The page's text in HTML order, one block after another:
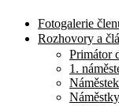
Fotogalerie
Rozhovory a
Primátor
1.